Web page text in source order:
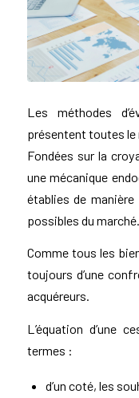
Les méthodes
présentent toutes le
Fondées sur la
une mécanique
établies de
possibles du marché.
Comme tous les
toujours d’une
acquéreurs.
L’équation d’une
termes :
d’un coté, les